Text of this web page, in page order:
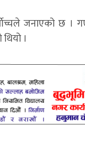
जनाएको छ ।
।